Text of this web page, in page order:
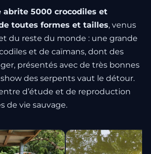
abrite 5000 crocodiles et
toutes formes et tailles, venus
du reste du monde : une grande
et de caïmans, dont des
présentés avec de très bonnes
des serpents vaut le détour.
d’étude et de reproduction
de vie sauvage.